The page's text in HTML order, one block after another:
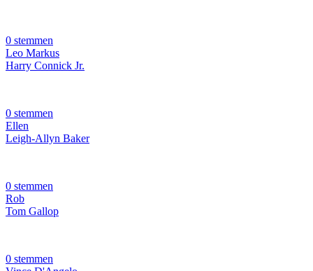
0 stemmen
Leo Markus
Harry Connick Jr.
0 stemmen
Ellen
Leigh-Allyn Baker
0 stemmen
Rob
Tom Gallop
0 stemmen